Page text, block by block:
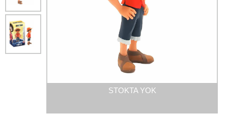
STOKTA YOK